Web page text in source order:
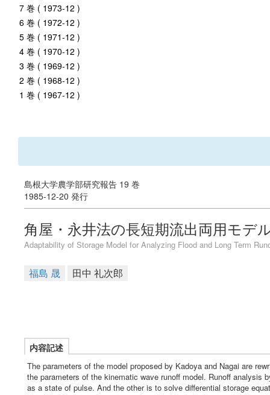
7 巻 ( 1973-12 )
6 巻 ( 1972-12 )
5 巻 ( 1971-12 )
4 巻 ( 1970-12 )
3 巻 ( 1969-12 )
2 巻 ( 1968-12 )
1 巻 ( 1967-12 )
島根大学農学部研究報告 19 巻
1985-12-20 発行
角屋・永井法の長短期流出両用モデ
Adaptability of Storage Model for Analyzing Flood and Long Term
福島 晟 田中 礼次郎
内容記述
The parameters of the model proposed by Kadoya and Nagai are
the parameters of the kinematic wave runoff model. Runoff
as a state of pulse. And the other is to solve differential storage